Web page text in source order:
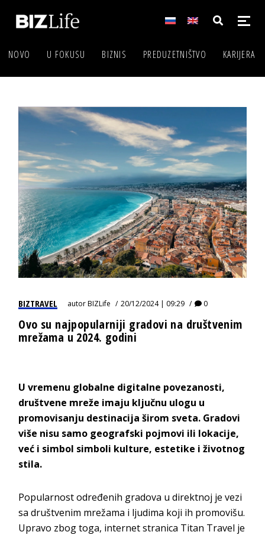
NOVO U FOKUSU BIZNIS PREDUZETNIŠTVO KARIJERA
BIZTRAVEL autorBIZLife 20/12/2024 | 09:29 0
Ovo su najpopularniji gradovi na društvenim
mrežama u 2024. godini
U vremenu globalne digitalne povezanosti,
društvene mreže imaju ključnu ulogu u
promovisanju destinacija širom sveta. Gradovi
više nisu samo geografski pojmovi ili lokacije,
već i simbol simboli kulture, estetike i životnog
stila.
Popularnost određenih gradova u direktnoj je vezi
sa društvenim mrežama i ljudima koji ih promovišu.
Upravo zbog toga, internet stranica Titan Travel je